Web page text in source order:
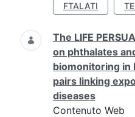
FTALATI
The LIFE
on phthalates
biomonitoring in
pairs linking
diseases
Contenuto Web